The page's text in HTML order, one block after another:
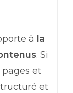
à la
. Si
et
et